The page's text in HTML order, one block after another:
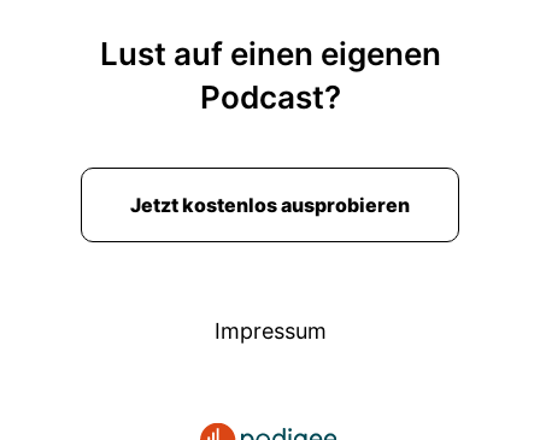
Lust auf einen eigenen
Podcast?
Jetzt kostenlos ausprobieren
Impressum